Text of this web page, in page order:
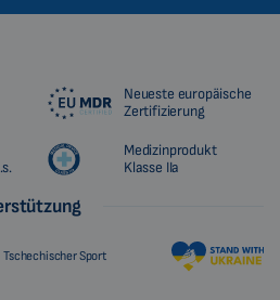
Neueste europäische
Zertifizierung
Medizinprodukt
Klasse IIa
Tschechischer Sport